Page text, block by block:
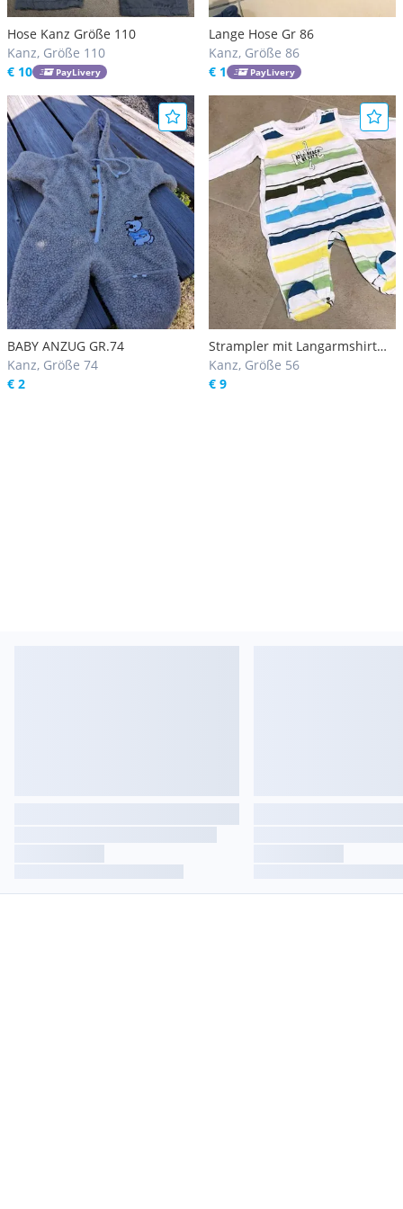
Hose Kanz Größe 110
Kanz, Größe 110
€ 10
PayLivery
Lange Hose Gr 86
Kanz, Größe 86
€ 1
PayLivery
BABY ANZUG GR.74
Kanz, Größe 74
€ 2
Strampler mit Langarmshirt
von Kanz, Größe 56
Kanz, Größe 56
€ 9